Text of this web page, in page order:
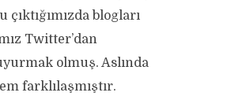
blogları
Twitter’dan
olmuş. Aslında
farklılaşmıştır.